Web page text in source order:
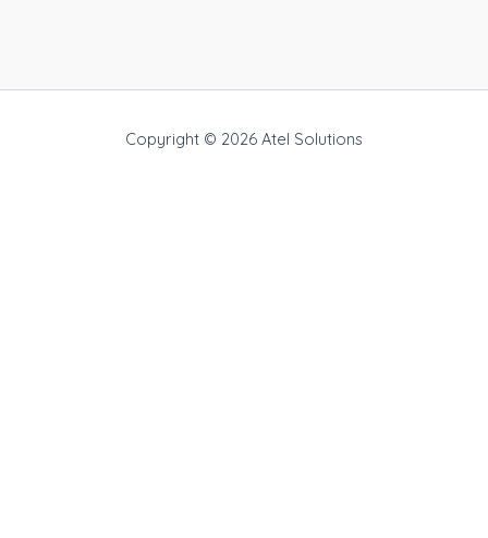
Copyright © 2026 Atel Solutions